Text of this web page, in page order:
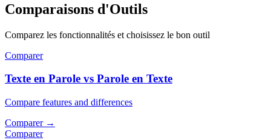
Comparaisons d'Outils
Comparez les fonctionnalités et choisissez le bon outil
Comparer
Texte en Parole vs Parole en Texte
Compare features and differences
Comparer→
Comparer